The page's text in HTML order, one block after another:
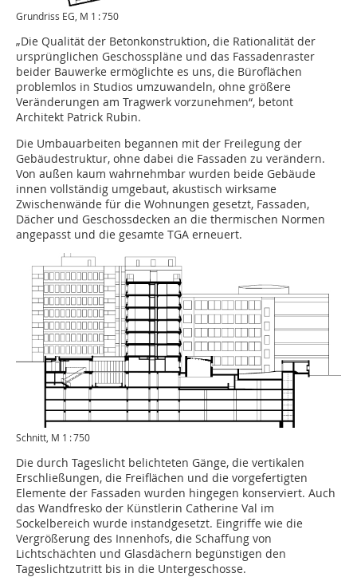
Grundriss EG, M 1 : 750
„Die Qualität der Betonkonstruktion, die Rationalität der
ursprünglichen Geschosspläne und das Fassadenraster
beider Bauwerke ermöglichte es uns, die Büroflächen
problemlos in Studios umzuwandeln, ohne größere
Veränderungen am Tragwerk vorzunehmen“, betont
Architekt Patrick Rubin.
Die Umbauarbeiten begannen mit der Freilegung der
Gebäudestruktur, ohne dabei die Fassaden zu verändern.
Von außen kaum wahrnehmbar wurden beide Gebäude
innen vollständig umgebaut, akustisch wirksame
Zwischenwände für die Wohnungen gesetzt, Fassaden,
Dächer und Geschossdecken an die thermischen Normen
angepasst und die gesamte TGA erneuert.
Schnitt, M 1 : 750
Die durch Tageslicht belichteten Gänge, die vertikalen
Erschließungen, die Freiflächen und die vorgefertigten
Elemente der Fassaden wurden hingegen konserviert. Auch
das Wandfresko der Künstlerin Catherine Val im
Sockelbereich wurde instandgesetzt. Eingriffe wie die
Vergrößerung des Innenhofs, die Schaffung von
Lichtschächten und Glasdächern begünstigen den
Tageslichtzutritt bis in die Untergeschosse.